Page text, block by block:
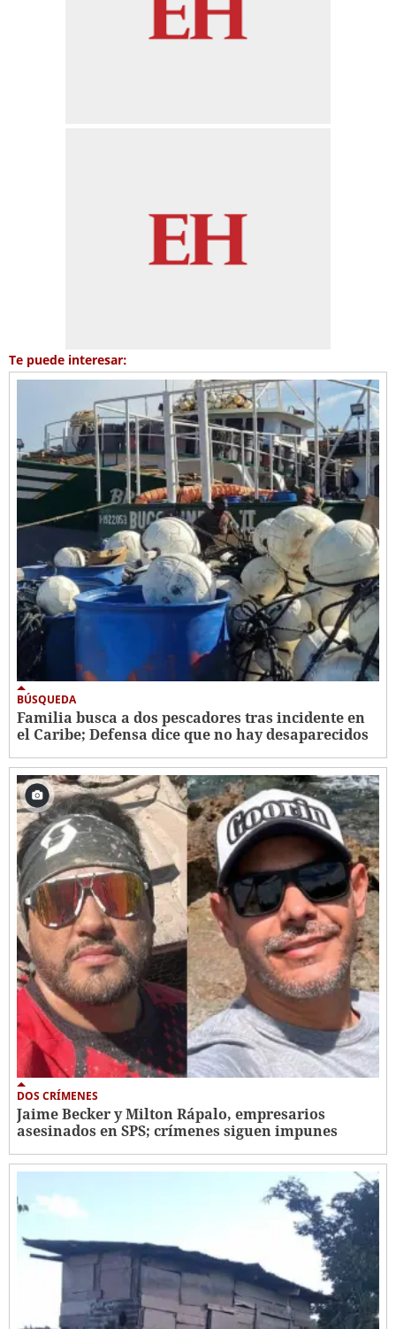
Te puede interesar:
BÚSQUEDA
Familia busca a dos pescadores tras incidente en
el Caribe; Defensa dice que no hay desaparecidos
DOS CRÍMENES
Jaime Becker y Milton Rápalo, empresarios
asesinados en SPS; crímenes siguen impunes